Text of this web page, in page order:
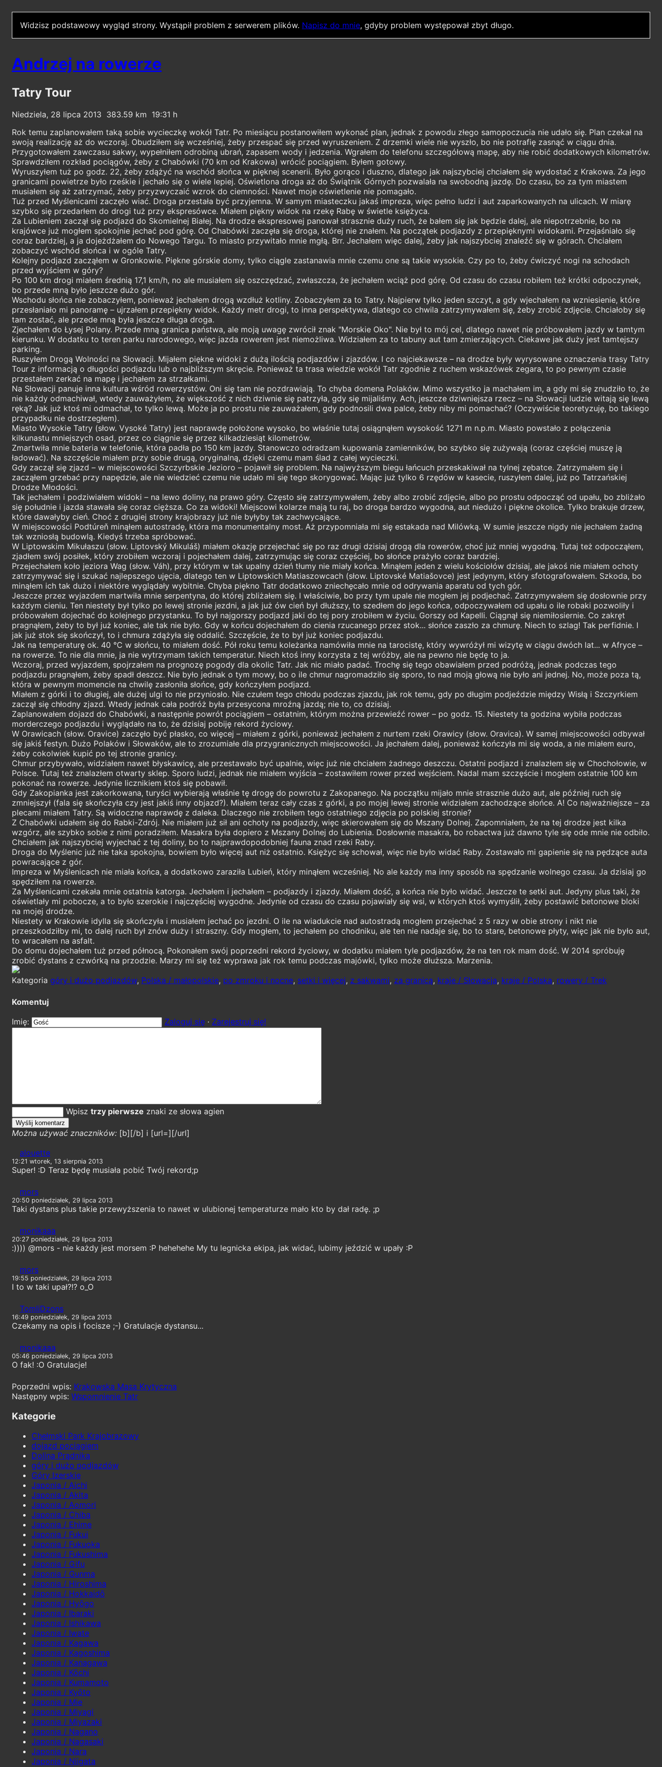
Widzisz podstawowy wygląd strony. Wystąpił problem z serwerem plików. Napisz do mnie, gdyby problem występował zbyt długo.
Andrzej na rowerze
Tatry Tour
Niedziela, 28 lipca 2013 383.59
19:31
Rok temu zaplanowałem taką sobie wycieczkę wokół Tatr. Po miesiącu postanowiłem wykonać plan, jednak z powodu złego samopoczucia nie udało się. Plan czekał na
swoją realizację aż do wczoraj. Obudziłem się wcześniej, żeby przespać się przed wyruszeniem. Z drzemki wiele nie wyszło, bo nie potrafię zasnąć w ciągu dnia.
Przygotowałem zawczasu sakwy, wypełniłem odrobiną ubrań, zapasem wody i jedzenia. Wgrałem do telefonu szczegółową mapę, aby nie robić dodatkowych kilometrów.
Sprawdziłem rozkład pociągów, żeby z Chabówki (70 km od Krakowa) wrócić pociągiem. Byłem gotowy.
Wyruszyłem tuż po godz. 22, żeby zdążyć na wschód słońca w pięknej scenerii. Było gorąco i duszno, dlatego jak najszybciej chciałem się wydostać z Krakowa. Za jego
granicami powietrze było rześkie i jechało się o wiele lepiej. Oświetlona droga aż do Świątnik Górnych pozwalała na swobodną jazdę. Do czasu, bo za tym miastem
musiałem się aż zatrzymać, żeby przyzwyczaić wzrok do ciemności. Nawet moje oświetlenie nie pomagało.
Tuż przed Myślenicami zaczęło wiać. Droga przestała być przyjemna. W samym miasteczku jakaś impreza, więc pełno ludzi i aut zaparkowanych na ulicach. W miarę
szybko się przedarłem do drogi tuż przy ekspresówce. Miałem piękny widok na rzekę Rabę w świetle księżyca.
Za Lubieniem zaczął się podjazd do Skomielnej Białej. Na drodze ekspresowej panował strasznie duży ruch, że bałem się jak będzie dalej, ale niepotrzebnie, bo na
krajówce już mogłem spokojnie jechać pod górę. Od Chabówki zaczęła się droga, której nie znałem. Na początek podjazdy z przepięknymi widokami. Przejaśniało się
coraz bardziej, a ja dojeżdżałem do Nowego Targu. To miasto przywitało mnie mgłą. Brr. Jechałem więc dalej, żeby jak najszybciej znaleźć się w górach. Chciałem
zobaczyć wschód słońca i w ogóle Tatry.
Kolejny podjazd zacząłem w Gronkowie. Piękne górskie domy, tylko ciągle zastanawia mnie czemu one są takie wysokie. Czy po to, żeby ćwiczyć nogi na schodach
przed wyjściem w góry?
Po 100 km drogi miałem średnią 17,1 km/h, no ale musiałem się oszczędzać, zwłaszcza, że jechałem wciąż pod górę. Od czasu do czasu robiłem też krótki odpoczynek,
bo przede mną było jeszcze dużo gór.
Wschodu słońca nie zobaczyłem, ponieważ jechałem drogą wzdłuż kotliny. Zobaczyłem za to Tatry. Najpierw tylko jeden szczyt, a gdy wjechałem na wzniesienie, które
przesłaniało mi panoramę – ujrzałem przepiękny widok. Każdy metr drogi, to inna perspektywa, dlatego co chwila zatrzymywałem się, żeby zrobić zdjęcie. Chciałoby się
tam zostać, ale przede mną była jeszcze długa droga.
Zjechałem do Łysej Polany. Przede mną granica państwa, ale moją uwagę zwrócił znak "Morskie Oko". Nie był to mój cel, dlatego nawet nie próbowałem jazdy w tamtym
kierunku. W dodatku to teren parku narodowego, więc jazda rowerem jest niemożliwa. Widziałem za to tabuny aut tam zmierzających. Ciekawe jak duży jest tamtejszy
parking.
Ruszyłem Drogą Wolności na Słowacji. Mijałem piękne widoki z dużą ilością podjazdów i zjazdów. I co najciekawsze – na drodze były wyrysowane oznaczenia trasy Tatry
Tour z informacją o długości podjazdu lub o najbliższym skręcie. Ponieważ ta trasa wiedzie wokół Tatr zgodnie z ruchem wskazówek zegara, to po pewnym czasie
przestałem zerkać na mapę i jechałem za strzałkami.
Na Słowacji panuje inna kultura wśród rowerzystów. Oni się tam nie pozdrawiają. To chyba domena Polaków. Mimo wszystko ja machałem im, a gdy mi się znudziło to, że
nie każdy odmachiwał, wtedy zauważyłem, że większość z nich dziwnie się patrzyła, gdy się mijaliśmy. Ach, jeszcze dziwniejsza rzecz – na Słowacji ludzie witają się lewą
ręką? Jak już ktoś mi odmachał, to tylko lewą. Może ja po prostu nie zauważałem, gdy podnosili dwa palce, żeby niby mi pomachać? (Oczywiście teoretyzuję, bo takiego
przypadku nie dostrzegłem).
Miasto Wysokie Tatry (słow. Vysoké Tatry) jest naprawdę położone wysoko, bo właśnie tutaj osiągnąłem wysokość 1271 m n.p.m. Miasto powstało z połączenia
kilkunastu mniejszych osad, przez co ciągnie się przez kilkadziesiąt kilometrów.
Zmartwiła mnie bateria w telefonie, która padła po 150 km jazdy. Stanowczo odradzam kupowania zamienników, bo szybko się zużywają (coraz częściej muszę ją
ładować). Na szczęście miałem przy sobie drugą, oryginalną, dzięki czemu mam ślad z całej wycieczki.
Gdy zaczął się zjazd – w miejscowości Szczyrbskie Jezioro – pojawił się problem. Na najwyższym biegu łańcuch przeskakiwał na tylnej zębatce. Zatrzymałem się i
zacząłem grzebać przy napędzie, ale nie wiedzieć czemu nie udało mi się tego skorygować. Mając już tylko 6 rzędów w kasecie, ruszyłem dalej, już po Tatrzańskiej
Drodze Młodości.
Tak jechałem i podziwiałem widoki – na lewo doliny, na prawo góry. Często się zatrzymywałem, żeby albo zrobić zdjęcie, albo po prostu odpocząć od upału, bo zbliżało
się południe i jazda stawała się coraz cięższa. Co za widoki! Miejscowi kolarze mają tu raj, bo droga bardzo wygodna, aut niedużo i piękne okolice. Tylko brakuje drzew,
które dawałyby cień. Choć z drugiej strony krajobrazy już nie byłyby tak zachwycające.
W miejscowości Podtúreň minąłem autostradę, która ma monumentalny most. Aż przypomniała mi się estakada nad Milówką. W sumie jeszcze nigdy nie jechałem żadną
tak wzniosłą budowlą. Kiedyś trzeba spróbować.
W Liptowskim Mikułaszu (słow. Liptovský Mikuláš) miałem okazję przejechać się po raz drugi dzisiaj drogą dla rowerów, choć już mniej wygodną. Tutaj też odpocząłem,
zjadłem swój posiłek, który zrobiłem wczoraj i pojechałem dalej, zatrzymując się coraz częściej, bo słońce prażyło coraz bardziej.
Przejechałem koło jeziora Wag (słow. Váh), przy którym w tak upalny dzień tłumy nie miały końca. Minąłem jeden z wielu kościołów dzisiaj, ale jakoś nie miałem ochoty
zatrzymywać się i szukać najlepszego ujęcia, dlatego ten w Liptowskich Matiaszowcach (słow. Liptovské Matiašovce) jest jedynym, który sfotografowałem. Szkoda, bo
minąłem ich tak dużo i niektóre wyglądały wybitnie. Chyba piękno Tatr dodatkowo zniechęcało mnie od odrywania aparatu od tych gór.
Jeszcze przez wyjazdem martwiła mnie serpentyna, do której zbliżałem się. I właściwie, bo przy tym upale nie mogłem jej podjechać. Zatrzymywałem się dosłownie przy
każdym cieniu. Ten niestety był tylko po lewej stronie jezdni, a jak już ów cień był dłuższy, to szedłem do jego końca, odpoczywałem od upału o ile robaki pozwoliły i
próbowałem dojechać do kolejnego przystanku. To był najgorszy podjazd jaki do tej pory zrobiłem w życiu. Gorszy od Kapelli. Ciągnął się niemiłosiernie. Co zakręt
pragnąłem, żeby to był już koniec, ale tak nie było. Gdy w końcu dojechałem do cienia rzucanego przez stok... słońce zaszło za chmurę. Niech to szlag! Tak perfidnie. I
jak już stok się skończył, to i chmura zdążyła się oddalić. Szczęście, że to był już koniec podjazdu.
Jak na temperaturę ok. 40 °C w słońcu, to miałem dość. Pół roku temu koleżanka namówiła mnie na tarocistę, który wywróżył mi wizytę w ciągu dwóch lat... w Afryce –
na rowerze. To nie dla mnie, ja nie wytrzymam takich temperatur. Niech ktoś inny korzysta z tej wróżby, ale na pewno nie będę to ja.
Wczoraj, przed wyjazdem, spojrzałem na prognozę pogody dla okolic Tatr. Jak nic miało padać. Trochę się tego obawiałem przed podróżą, jednak podczas tego
podjazdu pragnąłem, żeby spadł deszcz. Nie było jednak o tym mowy, bo o ile chmur nagromadziło się sporo, to nad moją głową nie było ani jednej. No, może poza tą,
która w pewnym momencie na chwilę zasłoniła słońce, gdy kończyłem podjazd.
Miałem z górki i to długiej, ale dużej ulgi to nie przyniosło. Nie czułem tego chłodu podczas zjazdu, jak rok temu, gdy po długim podjeździe między Wisłą i Szczyrkiem
zaczął się chłodny zjazd. Wtedy jednak cała podróż była przesycona mroźną jazdą; nie to, co dzisiaj.
Zaplanowałem dojazd do Chabówki, a następnie powrót pociągiem – ostatnim, którym można przewieźć rower – po godz. 15. Niestety ta godzina wybiła podczas
morderczego podjazdu i wyglądało na to, że dzisiaj pobiję rekord życiowy.
W Orawicach (słow. Oravice) zaczęło być płasko, co więcej – miałem z górki, ponieważ jechałem z nurtem rzeki Orawicy (słow. Oravica). W samej miejscowości odbywał
się jakiś festyn. Dużo Polaków i Słowaków, ale to zrozumiałe dla przygranicznych miejscowości. Ja jechałem dalej, ponieważ kończyła mi się woda, a nie miałem euro,
żeby cokolwiek kupić po tej stronie granicy.
Chmur przybywało, widziałem nawet błyskawicę, ale przestawało być upalnie, więc już nie chciałem żadnego deszczu. Ostatni podjazd i znalazłem się w Chochołowie, w
Polsce. Tutaj też znalazłem otwarty sklep. Sporo ludzi, jednak nie miałem wyjścia – zostawiłem rower przed wejściem. Nadal mam szczęście i mogłem ostatnie 100 km
pokonać na rowerze. Jedynie licznikiem ktoś się pobawił.
Gdy Zakopianka jest zakorkowana, turyści wybierają właśnie tę drogę do powrotu z Zakopanego. Na początku mijało mnie strasznie dużo aut, ale później ruch się
zmniejszył (fala się skończyła czy jest jakiś inny objazd?). Miałem teraz cały czas z górki, a po mojej lewej stronie widziałem zachodzące słońce. A! Co najważniejsze – za
plecami miałem Tatry. Są widoczne naprawdę z daleka. Dlaczego nie zrobiłem tego ostatniego zdjęcia po polskiej stronie?
Z Chabówki udałem się do Rabki-Zdrój. Nie miałem już sił ani ochoty na podjazdy, więc skierowałem się do Mszany Dolnej. Zapomniałem, że na tej drodze jest kilka
wzgórz, ale szybko sobie z nimi poradziłem. Masakra była dopiero z Mszany Dolnej do Lubienia. Dosłownie masakra, bo robactwa już dawno tyle się ode mnie nie odbiło.
Chciałem jak najszybciej wyjechać z tej doliny, bo to najprawdopodobniej fauna znad rzeki Raby.
Droga do Myślenic już nie taka spokojna, bowiem było więcej aut niż ostatnio. Księżyc się schował, więc nie było widać Raby. Zostawało mi gapienie się na pędzące auta
powracające z gór.
Impreza w Myślenicach nie miała końca, a dodatkowo zaraziła Lubień, który minąłem wcześniej. No ale każdy ma inny sposób na spędzanie wolnego czasu. Ja dzisiaj go
spędziłem na rowerze.
Za Myślenicami czekała mnie ostatnia katorga. Jechałem i jechałem – podjazdy i zjazdy. Miałem dość, a końca nie było widać. Jeszcze te setki aut. Jedyny plus taki, że
oświetlały mi pobocze, a to było szerokie i najczęściej wygodne. Jedynie od czasu do czasu pojawiały się wsi, w których ktoś wymyślił, żeby postawić betonowe bloki
na mojej drodze.
Niestety w Krakowie idylla się skończyła i musiałem jechać po jezdni. O ile na wiadukcie nad autostradą mogłem przejechać z 5 razy w obie strony i nikt nie
przeszkodziłby mi, to dalej ruch był znów duży i straszny. Gdy mogłem, to jechałem po chodniku, ale ten nie nadaje się, bo to stare, betonowe płyty, więc jak nie było aut,
to wracałem na asfalt.
Do domu dojechałem tuż przed północą. Pokonałem swój poprzedni rekord życiowy, w dodatku miałem tyle podjazdów, że na ten rok mam dość. W 2014 spróbuję
zrobić dystans z czwórką na przodzie. Marzy mi się też wyprawa jak rok temu podczas majówki, tylko może dłuższa. Marzenia.
Kategoria góry i dużo podjazdów, Polska / małopolskie, po zmroku i nocne, setki i więcej, z sakwami, za granicą, kraje / Słowacja, kraje / Polska, rowery / Trek
Komentuj
Imię:
Zaloguj się · Zarejestruj się!
Wpisz trzy pierwsze znaki ze słowa agien
Można używać znaczników: [b][/b] i [url=][/url]
alouette
12:21 wtorek, 13 sierpnia 2013
Super! :D Teraz będę musiała pobić Twój rekord;p
mors
20:50 poniedziałek, 29 lipca 2013
Taki dystans plus takie przewyższenia to nawet w ulubionej temperaturze mało kto by dał radę. ;p
monikaaa
20:27 poniedziałek, 29 lipca 2013
:)))) @mors - nie każdy jest morsem :P hehehehe My tu legnicka ekipa, jak widać, lubimy jeździć w upały :P
mors
19:55 poniedziałek, 29 lipca 2013
I to w taki upał?!? o_O
TomliDzons
16:49 poniedziałek, 29 lipca 2013
Czekamy na opis i focisze ;-) Gratulacje dystansu...
monikaaa
05:46 poniedziałek, 29 lipca 2013
O fak! :O Gratulacje!
Krakowska Masa Krytyczna
Wspomnienie Tatr
Kategorie
Chełmski Park Krajobrazowy
dojazd pociągiem
Dolina Prądnika
góry i dużo podjazdów
Góry Izerskie
Japonia / Aichi
Japonia / Akita
Japonia / Aomori
Japonia / Chiba
Japonia / Ehime
Japonia / Fukui
Japonia / Fukuoka
Japonia / Fukushima
Japonia / Gifu
Japonia / Gunma
Japonia / Hiroshima
Japonia / Hokkaidō
Japonia / Hyōgo
Japonia / Ibaraki
Japonia / Ishikawa
Japonia / Iwate
Japonia / Kagawa
Japonia / Kagoshima
Japonia / Kanagawa
Japonia / Kōchi
Japonia / Kumamoto
Japonia / Kyōto
Japonia / Mie
Japonia / Miyagi
Japonia / Miyazaki
Japonia / Nagano
Japonia / Nagasaki
Japonia / Nara
Japonia / Niigata